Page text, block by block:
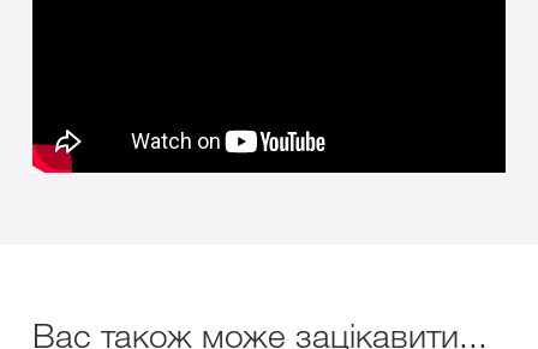
Вас також може зацікавити...